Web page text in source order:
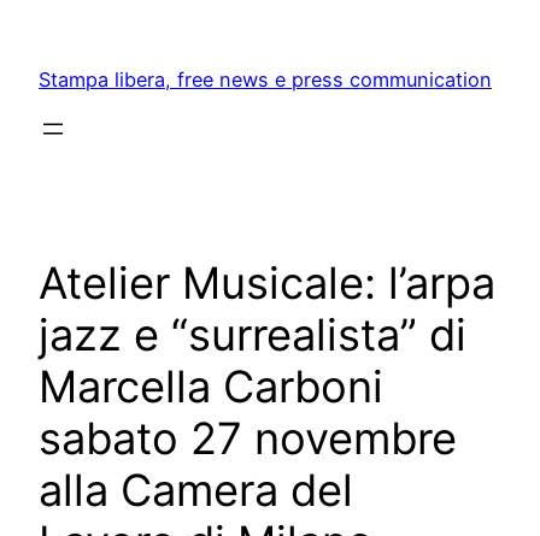
content
Stampa libera, free news e press communication
Atelier Musicale: l’arpa
jazz e “surrealista” di
Marcella Carboni
sabato 27 novembre
alla Camera del